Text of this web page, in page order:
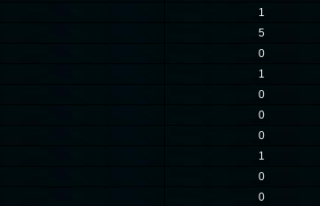
1
5
0
1
0
0
0
1
0
0